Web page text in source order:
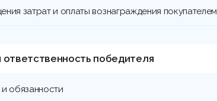
затрат и оплаты вознаграждения покупателем
ответственность победителя
обязанности